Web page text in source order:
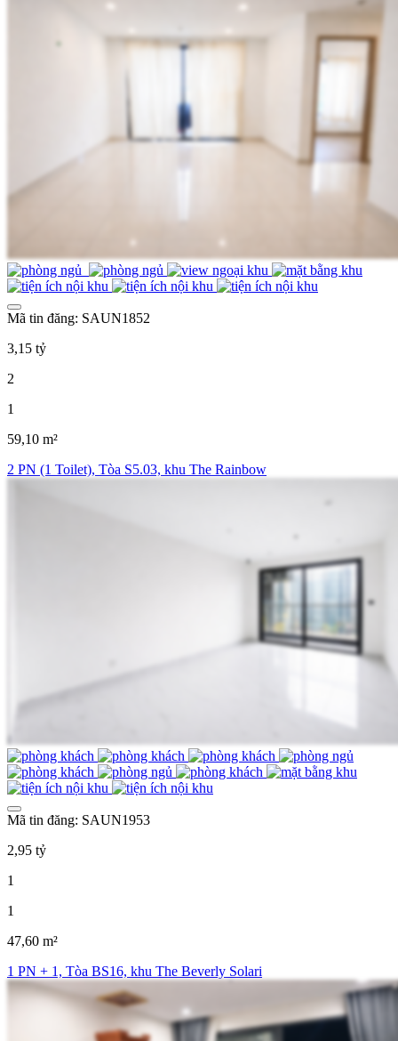
Mã tin đăng: SAUN1852
3,15 tỷ
2
1
59,10 m²
2 PN (1 Toilet), Tòa S5.03, khu The Rainbow
Mã tin đăng: SAUN1953
2,95 tỷ
1
1
47,60 m²
1 PN + 1, Tòa BS16, khu The Beverly Solari